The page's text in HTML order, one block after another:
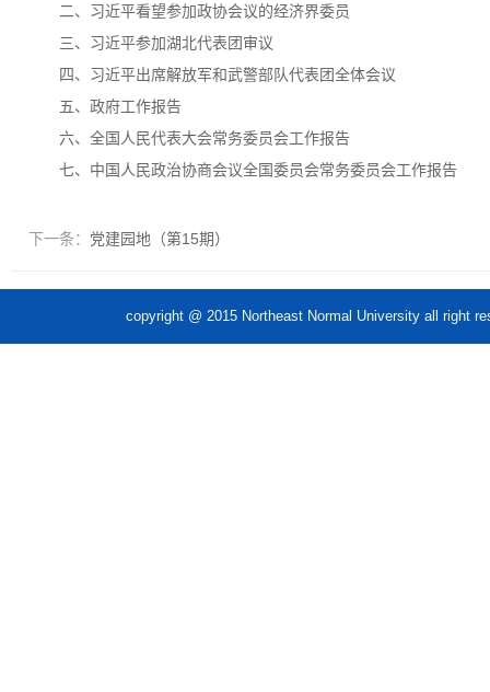
二、习近平看望参加政协会议的经济界委员
三、习近平参加湖北代表团审议
四、习近平出席解放军和武警部队代表团全体会议
五、政府工作报告
六、全国人民代表大会常务委员会工作报告
七、中国人民政治协商会议全国委员会常务委员会工作报告
下一条： 党建园地（第15期）
copyright @ 2015 Northeast Normal University all